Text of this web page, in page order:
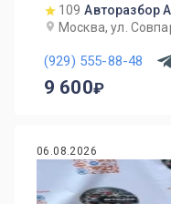
109 Авторазбор
Москва, ул.
(929) 555-88-48
9 600
06.08.2026